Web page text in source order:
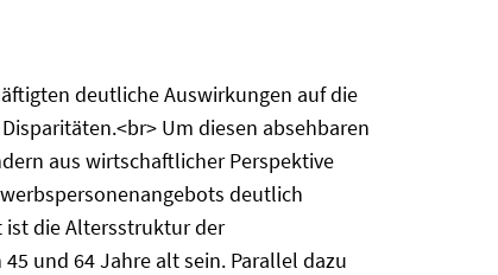
deutliche Auswirkungen auf die
Um diesen absehbaren
aus wirtschaftlicher Perspektive
deutlich
ist die Altersstruktur der
und 64 Jahre alt sein. Parallel dazu